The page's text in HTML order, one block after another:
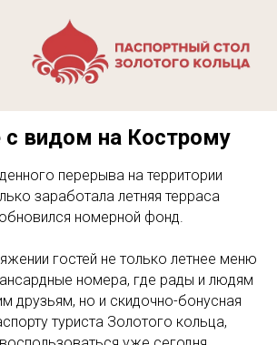
видом на Кострому
перерыва на территории
заработала летняя терраса
номерной фонд.
гостей не только летнее меню
номера, где рады и людям
друзьям, но и скидочно-бонусная
туриста Золотого кольца,